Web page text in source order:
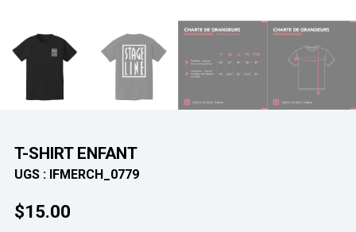
T-SHIRT ENFANT
UGS : IFMERCH_0779
$15.00